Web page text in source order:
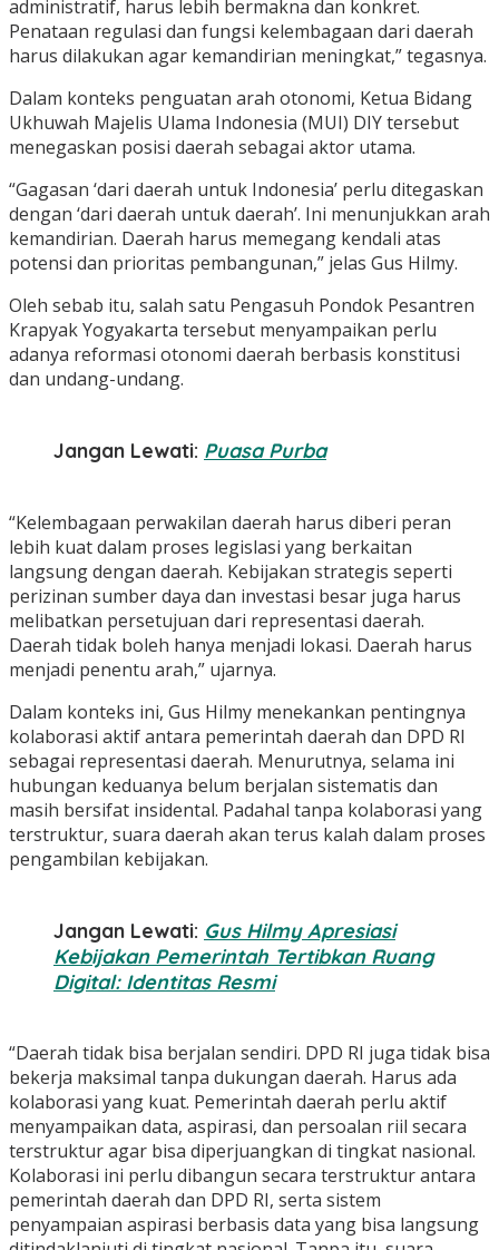
administratif, harus lebih bermakna dan konkret.
Penataan regulasi dan fungsi kelembagaan dari daerah
harus dilakukan agar kemandirian meningkat,” tegasnya.
Dalam konteks penguatan arah otonomi, Ketua Bidang
Ukhuwah Majelis Ulama Indonesia (MUI) DIY tersebut
menegaskan posisi daerah sebagai aktor utama.
“Gagasan ‘dari daerah untuk Indonesia’ perlu ditegaskan
dengan ‘dari daerah untuk daerah’. Ini menunjukkan arah
kemandirian. Daerah harus memegang kendali atas
potensi dan prioritas pembangunan,” jelas Gus Hilmy.
Oleh sebab itu, salah satu Pengasuh Pondok Pesantren
Krapyak Yogyakarta tersebut menyampaikan perlu
adanya reformasi otonomi daerah berbasis konstitusi
dan undang-undang.
Jangan Lewati: Puasa Purba
“Kelembagaan perwakilan daerah harus diberi peran
lebih kuat dalam proses legislasi yang berkaitan
langsung dengan daerah. Kebijakan strategis seperti
perizinan sumber daya dan investasi besar juga harus
melibatkan persetujuan dari representasi daerah.
Daerah tidak boleh hanya menjadi lokasi. Daerah harus
menjadi penentu arah,” ujarnya.
Dalam konteks ini, Gus Hilmy menekankan pentingnya
kolaborasi aktif antara pemerintah daerah dan DPD RI
sebagai representasi daerah. Menurutnya, selama ini
hubungan keduanya belum berjalan sistematis dan
masih bersifat insidental. Padahal tanpa kolaborasi yang
terstruktur, suara daerah akan terus kalah dalam proses
pengambilan kebijakan.
Jangan Lewati: Gus Hilmy Apresiasi
Kebijakan Pemerintah Tertibkan Ruang
Digital: Identitas Resmi
“Daerah tidak bisa berjalan sendiri. DPD RI juga tidak bisa
bekerja maksimal tanpa dukungan daerah. Harus ada
kolaborasi yang kuat. Pemerintah daerah perlu aktif
menyampaikan data, aspirasi, dan persoalan riil secara
terstruktur agar bisa diperjuangkan di tingkat nasional.
Kolaborasi ini perlu dibangun secara terstruktur antara
pemerintah daerah dan DPD RI, serta sistem
penyampaian aspirasi berbasis data yang bisa langsung